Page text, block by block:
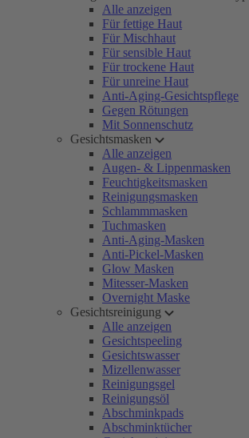
Alle anzeigen
Für fettige Haut
Für Mischhaut
Für sensible Haut
Für trockene Haut
Für unreine Haut
Anti-Aging-Gesichtspflege
Gegen Rötungen
Mit Sonnenschutz
Gesichtsmasken
Alle anzeigen
Augen- & Lippenmasken
Feuchtigkeitsmasken
Reinigungsmasken
Schlammmasken
Tuchmasken
Anti-Aging-Masken
Anti-Pickel-Masken
Glow Masken
Mitesser-Masken
Overnight Maske
Gesichtsreinigung
Alle anzeigen
Gesichtspeeling
Gesichtswasser
Mizellenwasser
Reinigungsgel
Reinigungsöl
Abschminkpads
Abschminktücher